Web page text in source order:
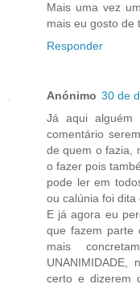
Mais uma vez
mais eu gosto de
Responder
Anónimo 30 de
Já aqui
comentário
de quem o fazia,
o fazer pois
pode ler em
ou calúnia foi
E já agora eu
que fazem parte
mais
certo e dizerem